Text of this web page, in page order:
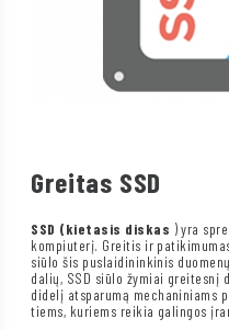
Greitas SSD
SSD (kietasis diskas ) yra
kompiuterį. Greitis ir
siūlo šis puslaidininkinis
dalių, SSD siūlo žymiai greitesnį
didelį atsparumą mechaniniams
tiems, kuriems reikia galingos